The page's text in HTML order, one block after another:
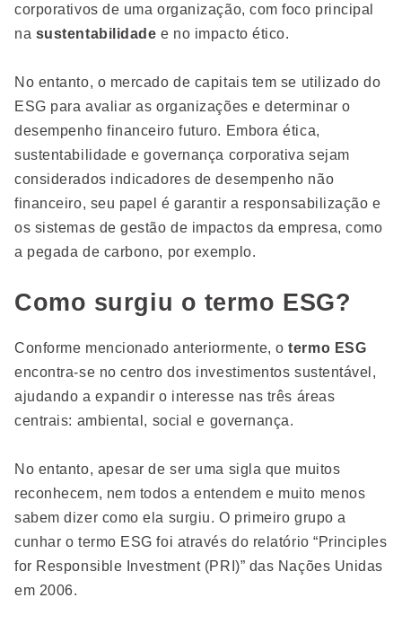
corporativos de uma organização, com foco principal
na sustentabilidade e no impacto ético.
No entanto, o mercado de capitais tem se utilizado do
ESG para avaliar as organizações e determinar o
desempenho financeiro futuro. Embora ética,
sustentabilidade e governança corporativa sejam
considerados indicadores de desempenho não
financeiro, seu papel é garantir a responsabilização e
os sistemas de gestão de impactos da empresa, como
a pegada de carbono, por exemplo.
Como surgiu o termo ESG?
Conforme mencionado anteriormente, otermo ESG
encontra-se no centro dos investimentos sustentável,
ajudando a expandir o interesse nas três áreas
centrais: ambiental, social e governança.
No entanto, apesar de ser uma sigla que muitos
reconhecem, nem todos a entendem e muito menos
sabem dizer como ela surgiu. O primeiro grupo a
cunhar o termo ESG foi através do relatório “Principles
for Responsible Investment (PRI)” das Nações Unidas
em 2006.